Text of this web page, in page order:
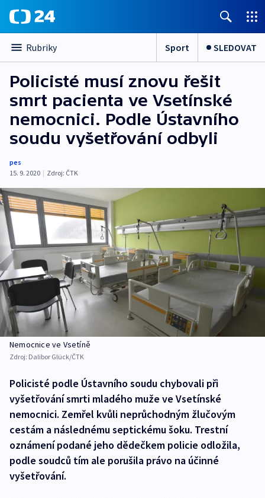
Rubriky Sport SLEDOVAT
Policisté musí znovu řešit
smrt pacienta ve Vsetínské
nemocnici. Podle Ústavního
soudu vyšetřování odbyli
pes
15. 9. 2020 | Zdroj: ČTK
Nemocnice ve Vsetíně
Zdroj: Dalibor Glück/ČTK
Policisté podle Ústavního soudu chybovali při
vyšetřování smrti mladého muže ve Vsetínské
nemocnici. Zemřel kvůli neprůchodným žlučovým
cestám a následnému septickému šoku. Trestní
oznámení podané jeho dědečkem policie odložila,
podle soudců tím ale porušila právo na účinné
vyšetřování.